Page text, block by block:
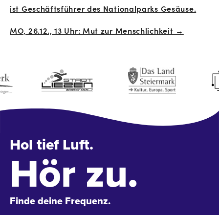
Navigation
ist Geschäftsführer des Nationalparks Gesäuse.
MO, 26.12., 13 Uhr: Mut zur Menschlichkeit →
Hol tief Luft.
Hör zu.
Finde deine Frequenz.